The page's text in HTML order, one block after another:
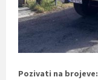
Pozivati na brojeve: